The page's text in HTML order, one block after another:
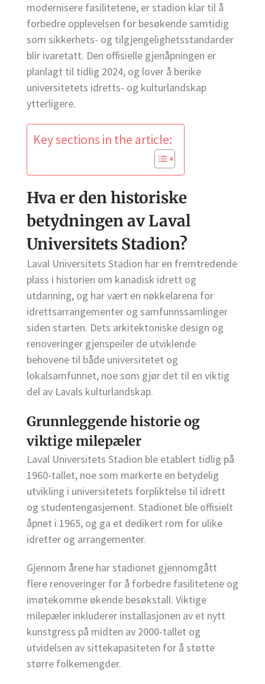
modernisere fasilitetene, er stadion klar til å
forbedre opplevelsen for besøkende samtidig
som sikkerhets- og tilgjengelighetsstandarder
blir ivaretatt. Den offisielle gjenåpningen er
planlagt til tidlig 2024, og lover å berike
universitetets idretts- og kulturlandskap
ytterligere.
Key sections in the article:
Hva er den historiske
betydningen av Laval
Universitets Stadion?
Laval Universitets Stadion har en fremtredende
plass i historien om kanadisk idrett og
utdanning, og har vært en nøkkelarena for
idrettsarrangementer og samfunnssamlinger
siden starten. Dets arkitektoniske design og
renoveringer gjenspeiler de utviklende
behovene til både universitetet og
lokalsamfunnet, noe som gjør det til en viktig
del av Lavals kulturlandskap.
Grunnleggende historie og
viktige milepæler
Laval Universitets Stadion ble etablert tidlig på
1960-tallet, noe som markerte en betydelig
utvikling i universitetets forpliktelse til idrett
og studentengasjement. Stadionet ble offisielt
åpnet i 1965, og ga et dedikert rom for ulike
idretter og arrangementer.
Gjennom årene har stadionet gjennomgått
flere renoveringer for å forbedre fasilitetene og
imøtekomme økende besøkstall. Viktige
milepæler inkluderer installasjonen av et nytt
kunstgress på midten av 2000-tallet og
utvidelsen av sittekapasiteten for å støtte
større folkemengder.